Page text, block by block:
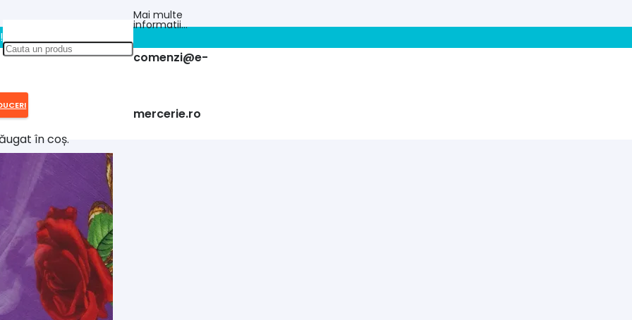
Mai multe
informatii…
comenzi@e-
mercerie.ro
în coș.